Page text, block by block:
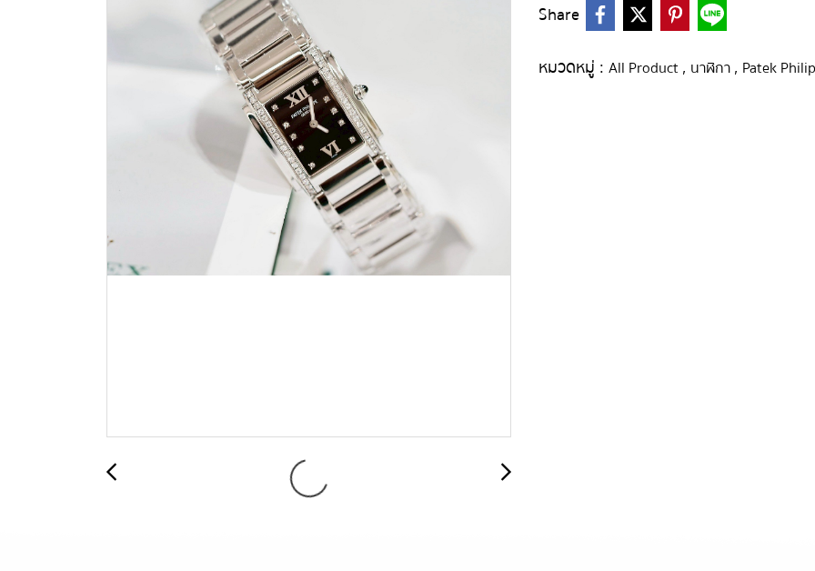
Share
หมวดหมู่ : All Product , นาฬิกา, Patek